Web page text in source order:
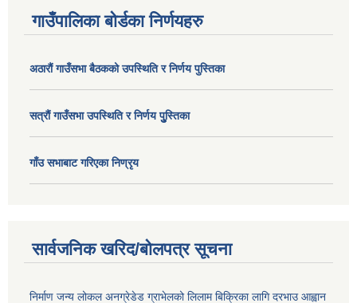
गाउँपालिका बोर्डका निर्णयहरु
अठाराैं गाउँसभा बैठकको उपस्थिति र निर्णय पुस्तिका
सत्राैं गाउँसभा उपस्थिति र निर्णय पुु्स्तिका
गाँउ सभाबाट गरिएका निण्रृय
सार्वजनिक खरिद/बोलपत्र सूचना
निर्माण जन्य लोकल अनग्रेडेड ग्राभेलको लिलाम बिक्रिका लागि दरभाउ आह्वान